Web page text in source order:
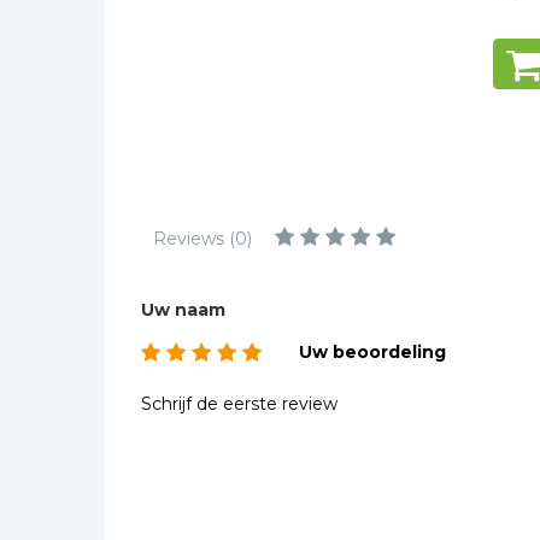
Regio | Alblasserwaard
Toeristische kaarten en
Taalstudie
Wenskaarten
Reviews (0)
Uw naam
Uw beoordeling
Schrijf de eerste review